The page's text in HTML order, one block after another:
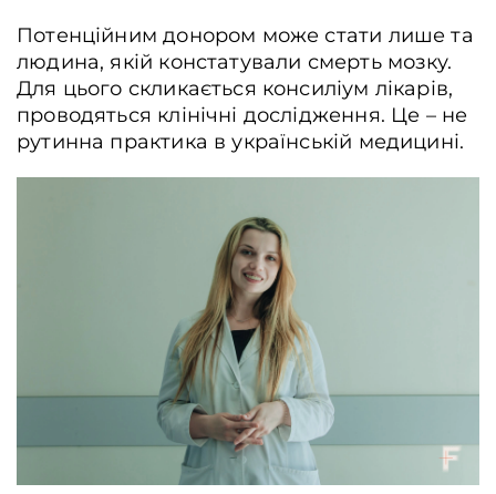
По дорозі з Києва у Коростень. Операційна медсестра Інна Скрипка,
- анестезіологиня Дарина Ткаченко та серцево - судинний лікар-хірург
Володимир Пресс з команди медиків по забору серця відпочивають під
поїздки в автомобілі швидкої допомоги. Житомирська область, Україна, 15
липня, 2025 р. Олександра Рахімова / Frontliner
Потенційним донором може стати лише та
людина, якій констатували смерть мозку.
Для цього скликається консиліум лікарів,
проводяться клінічні дослідження. Це – не
рутинна практика в українській медицині.